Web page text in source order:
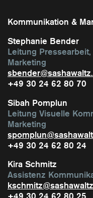
Kommunikation &
Stephanie Bender
​Leitung
Marketing
+49 30 24 62 80 70
Sibah Pomplun
​Leitung Visuelle
Marketing
+49 30 24 62 80 24
Kira Schmitz
Assistenz